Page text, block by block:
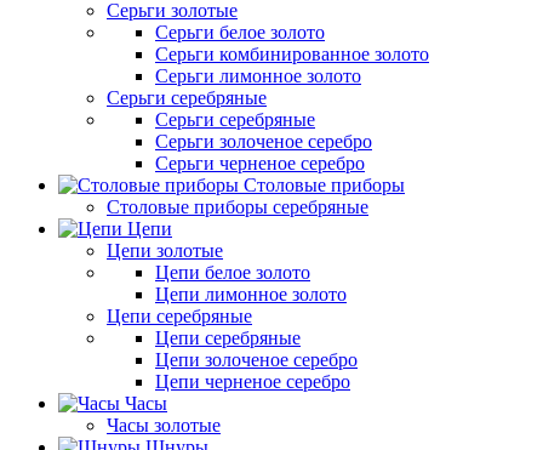
Серьги золотые
Серьги белое золото
Серьги комбинированное золото
Серьги лимонное золото
Серьги серебряные
Серьги серебряные
Серьги золоченое серебро
Серьги черненое серебро
Столовые приборы
Столовые приборы серебряные
Цепи
Цепи золотые
Цепи белое золото
Цепи лимонное золото
Цепи серебряные
Цепи серебряные
Цепи золоченое серебро
Цепи черненое серебро
Часы
Часы золотые